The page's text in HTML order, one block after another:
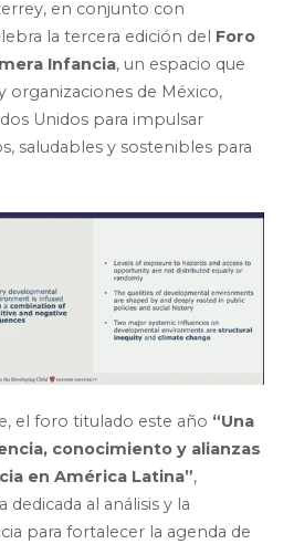
en conjunto con
la tercera edición del Foro
Infancia, un espacio que
organizaciones de México,
Unidos para impulsar
saludables y sostenibles para
el foro titulado este año “Una
conocimiento y alianzas
en América Latina”,
al análisis y la
para fortalecer la agenda de